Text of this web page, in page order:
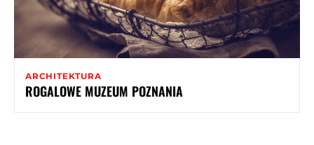
ARCHITEKTURA
ROGALOWE MUZEUM POZNANIA